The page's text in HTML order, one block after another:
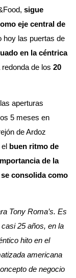
sigue
eje central de
hoy las puertas de
en la céntrica
de los 20
aperturas
5 meses en
de Ardoz
buen ritmo de
de la
consolida como
Tony Roma’s. Es
25 años, en la
hito en el
americana
de negocio